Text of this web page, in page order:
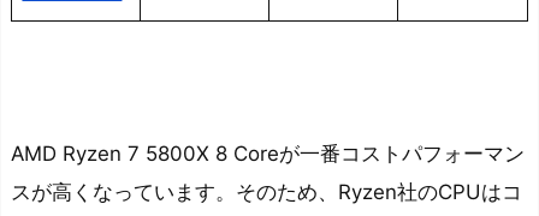
AMD Ryzen 7 5800X 8 Coreが一番コストパフォーマン
スが高くなっています。そのため、Ryzen社のCPUはコ